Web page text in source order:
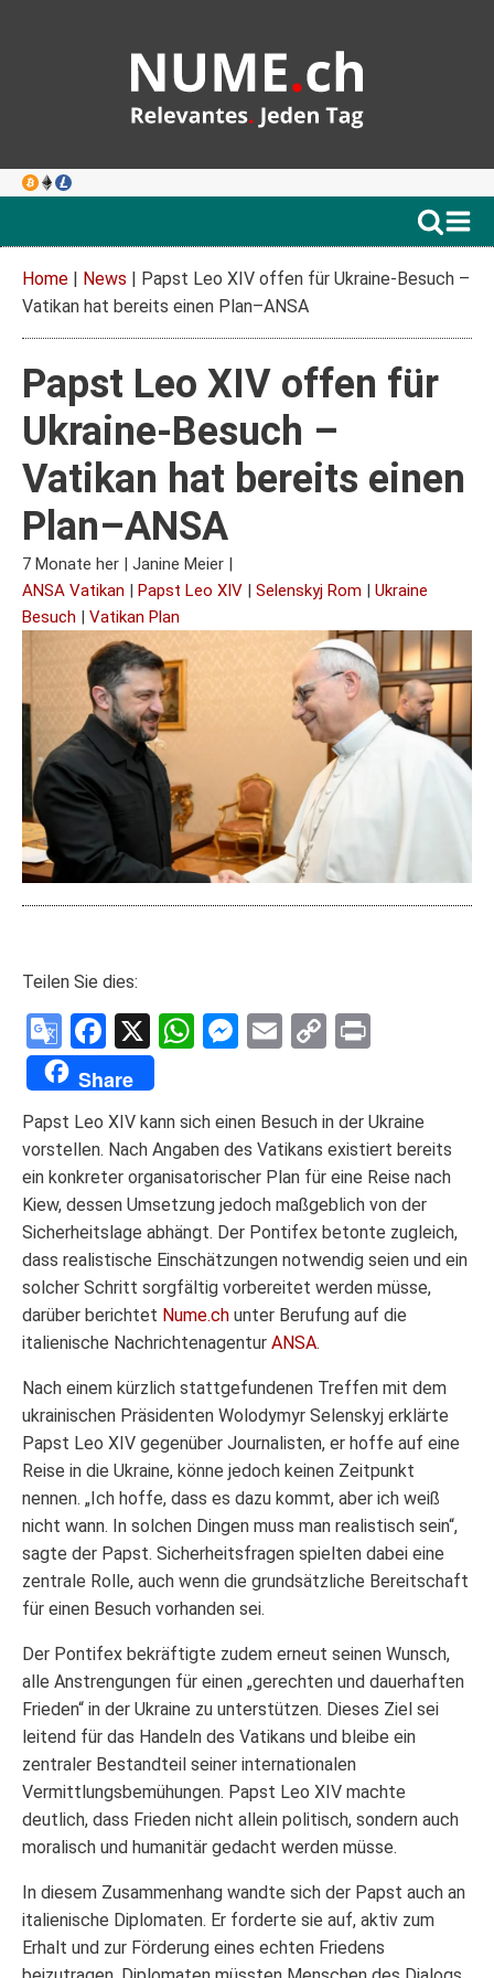
Home | News | Papst Leo XIV offen für Ukraine-Besuch –
Vatikan hat bereits einen Plan–ANSA
Papst Leo XIV offen für
Ukraine-Besuch –
Vatikan hat bereits einen
Plan–ANSA
7 Monate her | Janine Meier |
ANSA Vatikan | Papst Leo XIV | Selenskyj Rom | Ukraine
Besuch | Vatikan Plan
Teilen Sie dies:
Google
Translate
Facebook
X WhatsApp
Messenger
Email
Copy
Share
Papst Leo XIV kann sich einen Besuch in der Ukraine
vorstellen. Nach Angaben des Vatikans existiert bereits
ein konkreter organisatorischer Plan für eine Reise nach
Kiew, dessen Umsetzung jedoch maßgeblich von der
Sicherheitslage abhängt. Der Pontifex betonte zugleich,
dass realistische Einschätzungen notwendig seien und ein
solcher Schritt sorgfältig vorbereitet werden müsse,
darüber berichtet Nume.ch unter Berufung auf die
italienische Nachrichtenagentur ANSA.
Nach einem kürzlich stattgefundenen Treffen mit dem
ukrainischen Präsidenten Wolodymyr Selenskyj erklärte
Papst Leo XIV gegenüber Journalisten, er hoffe auf eine
Reise in die Ukraine, könne jedoch keinen Zeitpunkt
nennen. „Ich hoffe, dass es dazu kommt, aber ich weiß
nicht wann. In solchen Dingen muss man realistisch sein“,
sagte der Papst. Sicherheitsfragen spielten dabei eine
zentrale Rolle, auch wenn die grundsätzliche Bereitschaft
für einen Besuch vorhanden sei.
Der Pontifex bekräftigte zudem erneut seinen Wunsch,
alle Anstrengungen für einen „gerechten und dauerhaften
Frieden“ in der Ukraine zu unterstützen. Dieses Ziel sei
leitend für das Handeln des Vatikans und bleibe ein
zentraler Bestandteil seiner internationalen
Vermittlungsbemühungen. Papst Leo XIV machte
deutlich, dass Frieden nicht allein politisch, sondern auch
moralisch und humanitär gedacht werden müsse.
In diesem Zusammenhang wandte sich der Papst auch an
italienische Diplomaten. Er forderte sie auf, aktiv zum
Erhalt und zur Förderung eines echten Friedens